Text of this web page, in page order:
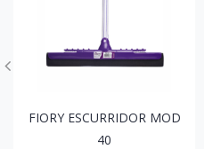
FIORY ESCURRIDOR MOD
40